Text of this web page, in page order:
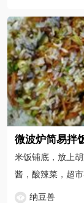
微波炉简易拌
米饭铺底，放上
酱，酸辣菜，超市
钱一包，放上做好
纳豆兽